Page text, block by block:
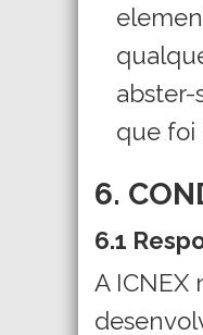
abster-
que foi
6.
6.1
A ICNEX